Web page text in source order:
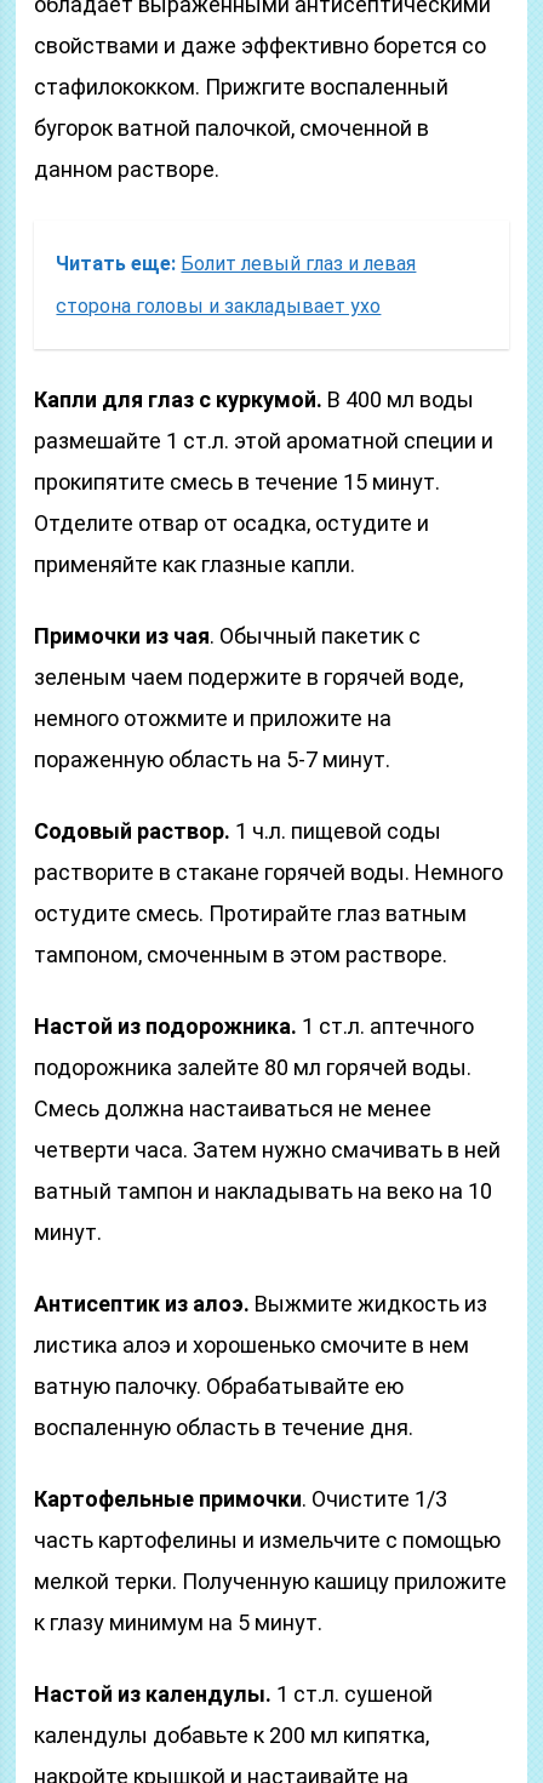
свойствами и даже эффективно борется со
стафилококком. Прижгите воспаленный
бугорок ватной палочкой, смоченной в
данном растворе.
Читать еще: Болит левый глаз и левая
сторона головы и закладывает ухо
Капли для глаз с куркумой. В 400 мл воды
размешайте 1 ст.л. этой ароматной специи и
прокипятите смесь в течение 15 минут.
Отделите отвар от осадка, остудите и
применяйте как глазные капли.
Примочки из чая. Обычный пакетик с
зеленым чаем подержите в горячей воде,
немного отожмите и приложите на
пораженную область на 5-7 минут.
Содовый раствор. 1 ч.л. пищевой соды
растворите в стакане горячей воды. Немного
остудите смесь. Протирайте глаз ватным
тампоном, смоченным в этом растворе.
Настой из подорожника. 1 ст.л. аптечного
подорожника залейте 80 мл горячей воды.
Смесь должна настаиваться не менее
четверти часа. Затем нужно смачивать в ней
ватный тампон и накладывать на веко на 10
минут.
Антисептик из алоэ. Выжмите жидкость из
листика алоэ и хорошенько смочите в нем
ватную палочку. Обрабатывайте ею
воспаленную область в течение дня.
Картофельные примочки. Очистите 1/3
часть картофелины и измельчите с помощью
мелкой терки. Полученную кашицу приложите
к глазу минимум на 5 минут.
Настой из календулы. 1 ст.л. сушеной
календулы добавьте к 200 мл кипятка,
накройте крышкой и настаивайте на